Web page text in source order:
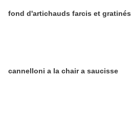
fond d'artichauds farcis et gratinés
cannelloni a la chair a saucisse